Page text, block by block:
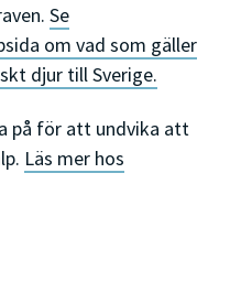
Se
om vad som gäller
djur till Sverige.
på för att undvika att
Läs mer hos